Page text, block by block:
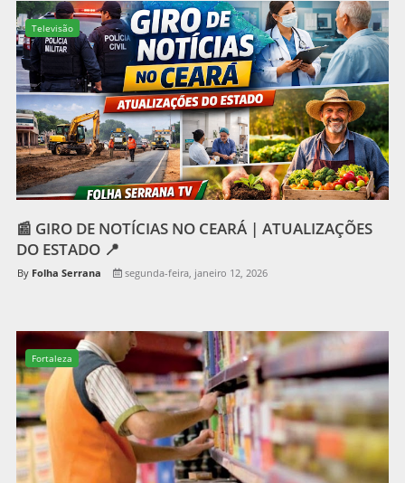
Televisão
📰 GIRO DE NOTÍCIAS NO CEARÁ | ATUALIZAÇÕES
DO ESTADO 📍
Folha Serrana segunda-feira, janeiro 12, 2026
Fortaleza